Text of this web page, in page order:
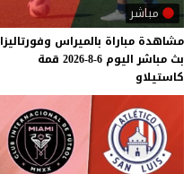
مباشر
مشاهدة مباراة بالميراس وفورتاليزا
بث مباشر اليوم 6-8-2026
قمة
كاستيلاو